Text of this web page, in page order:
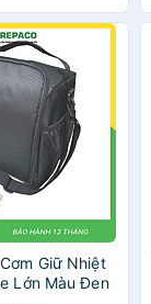
Giữ Nhiệt
Lớn Màu Đen